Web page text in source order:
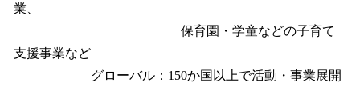
業、
保育園・学童などの子育て
支援事業など
グローバル：150か国以上で活動・事業展開